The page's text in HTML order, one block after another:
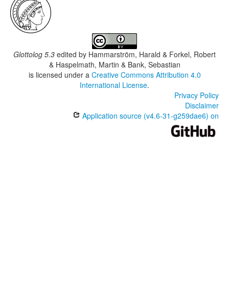
Glottolog 5.3 edited by Hammarström, Harald & Forkel, Robert
& Haspelmath, Martin & Bank, Sebastian
is licensed under a Creative Commons Attribution 4.0
International License.
Privacy Policy
Disclaimer
Application source (v4.6-31-g259dae6) on